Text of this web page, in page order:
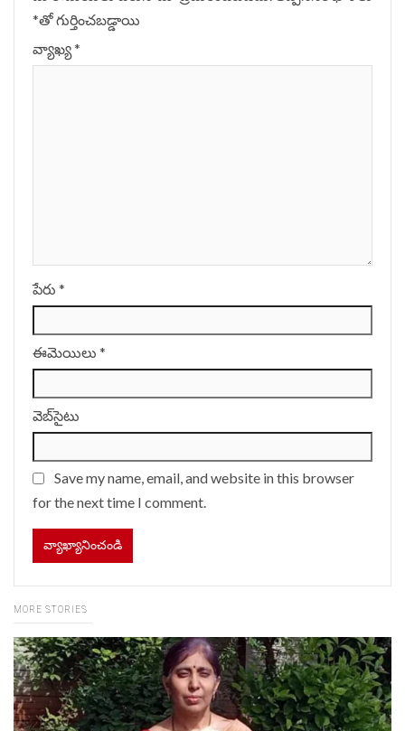
*‌తో గుర్తించబడ్డాయి
వ్యాఖ్య*
పేరు *
ఈమెయిలు *
వెబ్‌సైటు
Save my name, email, and website in this browser
for the next time I comment.
MORE STORIES